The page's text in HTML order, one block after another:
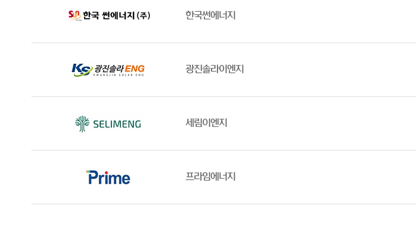
한국썬에너지
광진솔라이엔지
세림이엔지
프라임에너지